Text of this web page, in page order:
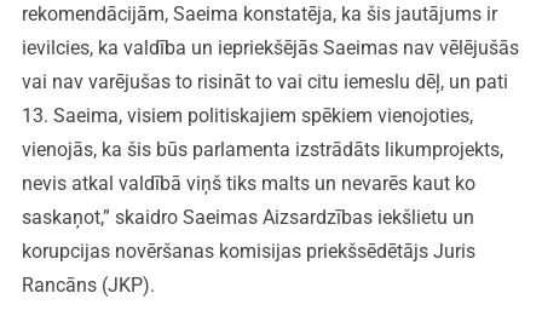
rekomendācijām, Saeima konstatēja, ka šis jautājums ir
ievilcies, ka valdība un iepriekšējās Saeimas nav vēlējušās
vai nav varējušas to risināt to vai citu iemeslu dēļ, un pati
13. Saeima, visiem politiskajiem spēkiem vienojoties,
vienojās, ka šis būs parlamenta izstrādāts likumprojekts,
nevis atkal valdībā viņš tiks malts un nevarēs kaut ko
saskaņot,” skaidro Saeimas Aizsardzības iekšlietu un
korupcijas novēršanas komisijas priekšsēdētājs Juris
Rancāns (JKP).